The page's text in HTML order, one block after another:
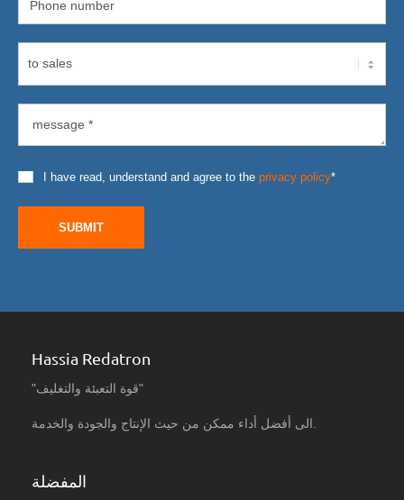
I have read, understand and agree to the privacy policy*
SUBMIT
Hassia Redatron
"قوة التعبئة والتغليف"
المفضلة